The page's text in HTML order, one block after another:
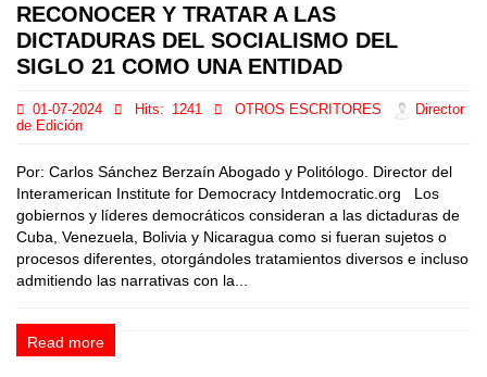
RECONOCER Y TRATAR A LAS
DICTADURAS DEL SOCIALISMO DEL
SIGLO 21 COMO UNA ENTIDAD
01-07-2024 Hits: 1241 OTROS ESCRITORES
Director
de Edición
Por: Carlos Sánchez Berzaín Abogado y Politólogo. Director del
Interamerican Institute for Democracy Intdemocratic.org Los
gobiernos y líderes democráticos consideran a las dictaduras de
Cuba, Venezuela, Bolivia y Nicaragua como si fueran sujetos o
procesos diferentes, otorgándoles tratamientos diversos e incluso
admitiendo las narrativas con la...
Read more